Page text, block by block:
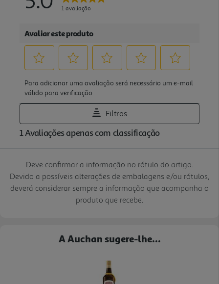
Deve confirmar a informação no rótulo do artigo.
Devido a possíveis alterações de embalagens e/ou rótulos,
deverá considerar sempre a informação que acompanha o
produto que recebe.
A Auchan sugere-lhe...